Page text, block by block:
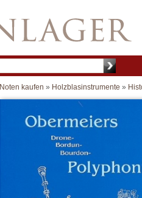
Noten kaufen » Holzblasinstrumente »